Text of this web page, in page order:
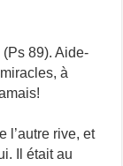
(Ps 89). Aide-
à
l’autre rive, et
Il était au